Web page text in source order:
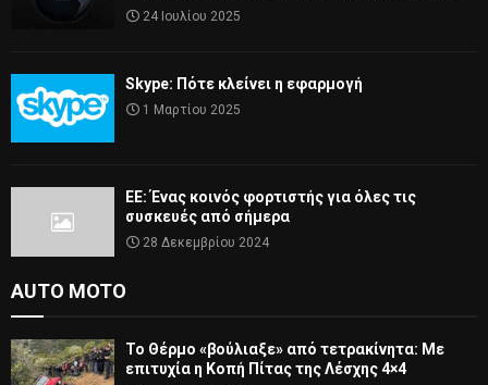
24 Ιουλίου 2025
Skype: Πότε κλείνει η εφαρμογή
1 Μαρτίου 2025
ΕΕ: Ένας κοινός φορτιστής για όλες τις
συσκευές από σήμερα
28 Δεκεμβρίου 2024
AUTO MOTO
Το Θέρμο «βούλιαξε» από τετρακίνητα: Με
επιτυχία η Κοπή Πίτας της Λέσχης 4×4